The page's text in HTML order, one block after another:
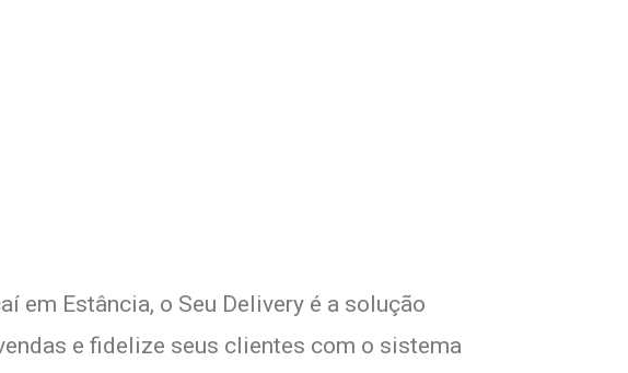
em Estância, o Seu Delivery é a solução
e fidelize seus clientes com o sistema